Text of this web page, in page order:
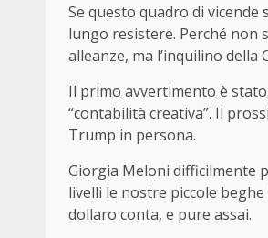
Se questo quadro di
lungo resistere. Perché non
alleanze, ma l’inquilino della
Il primo avvertimento è
“contabilità creativa”. Il
Trump in persona.
Giorgia Meloni difficilmente
livelli le nostre piccole
dollaro conta, e pure assai.